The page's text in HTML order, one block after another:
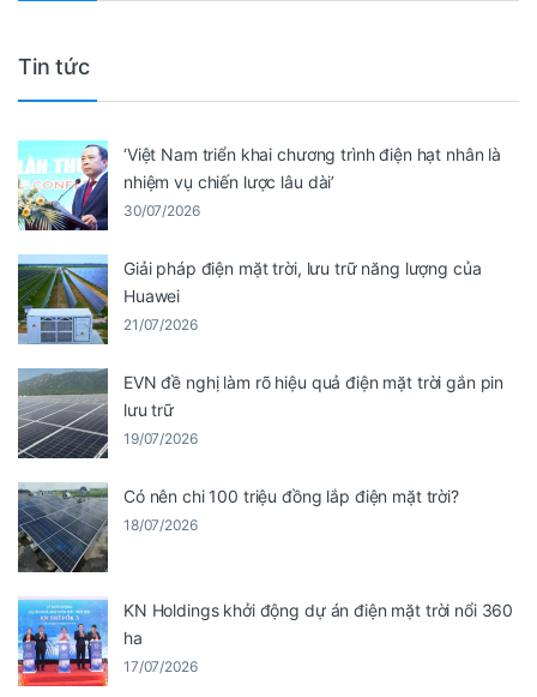
Tin tức
‘Việt Nam triển khai chương trình điện hạt nhân là
nhiệm vụ chiến lược lâu dài’
30/07/2026
Giải pháp điện mặt trời, lưu trữ năng lượng của
Huawei
21/07/2026
EVN đề nghị làm rõ hiệu quả điện mặt trời gắn pin
lưu trữ
19/07/2026
Có nên chi 100 triệu đồng lắp điện mặt trời?
18/07/2026
KN Holdings khởi động dự án điện mặt trời nổi 360
ha
17/07/2026